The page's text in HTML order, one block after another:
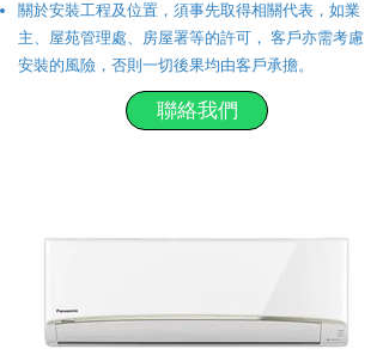
關於安裝工程及位置，須事先取得相關代表，如業
主、屋苑管理處、房屋署等的許可， 客戶亦需考慮
安裝的風險，否則一切後果均由客戶承擔。
聯絡我們